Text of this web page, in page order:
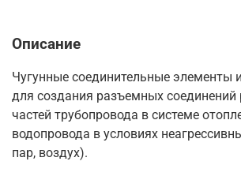
Описание
Чугунные соединительные элементы
для создания разъемных соединений
частей трубопровода в системе
водопровода в условиях
пар, воздух).